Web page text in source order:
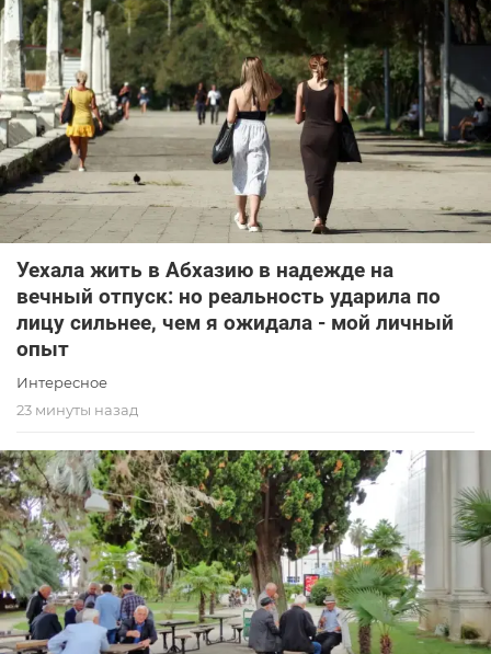
Уехала жить в Абхазию в надежде на
вечный отпуск: но реальность ударила по
лицу сильнее, чем я ожидала - мой личный
опыт
Интересное
23 минуты назад